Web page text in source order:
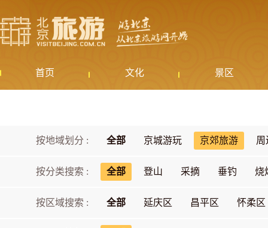
首页 文化 景区
按地域划分 : 全部 京城游玩 京郊旅游 周
按分类搜索 : 全部 登山 采摘 垂钓 烧
按区域搜索 : 全部 延庆区 昌平区 怀柔区